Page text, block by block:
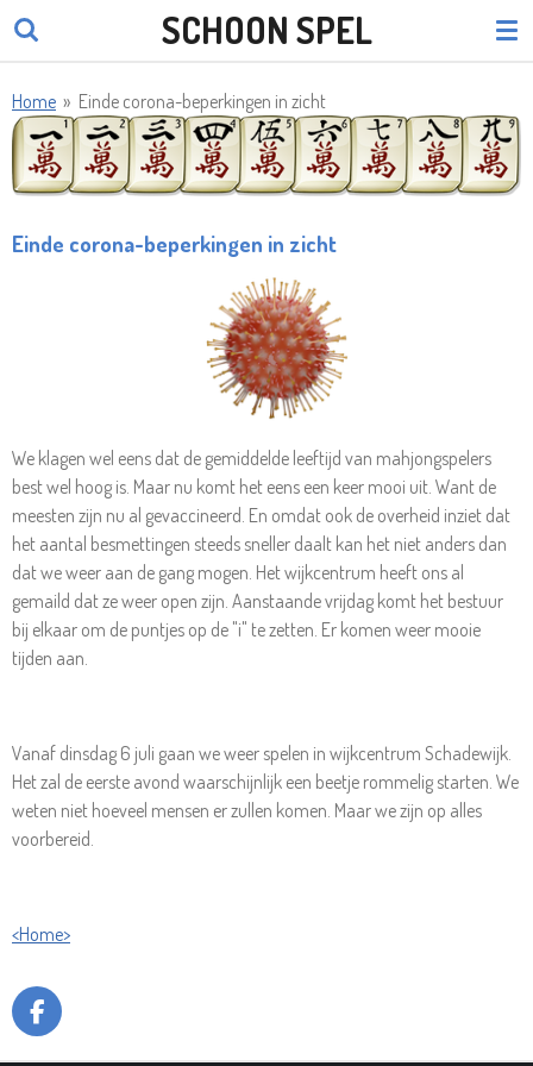
Ga
de
hoofdinhoud
SCHOON SPEL
Home » Einde corona-beperkingen in zicht
Einde corona-beperkingen in zicht
We klagen wel eens dat de gemiddelde leeftijd van mahjongspelers
best wel hoog is. Maar nu komt het eens een keer mooi uit. Want de
meesten zijn nu al gevaccineerd. En omdat ook de overheid inziet dat
het aantal besmettingen steeds sneller daalt kan het niet anders dan
dat we weer aan de gang mogen. Het wijkcentrum heeft ons al
gemaild dat ze weer open zijn. Aanstaande vrijdag komt het bestuur
bij elkaar om de puntjes op de "i" te zetten. Er komen weer mooie
tijden aan.
Vanaf dinsdag 6 juli gaan we weer spelen in wijkcentrum Schadewijk.
Het zal de eerste avond waarschijnlijk een beetje rommelig starten. We
weten niet hoeveel mensen er zullen komen. Maar we zijn op alles
voorbereid.
<Home>
F
A